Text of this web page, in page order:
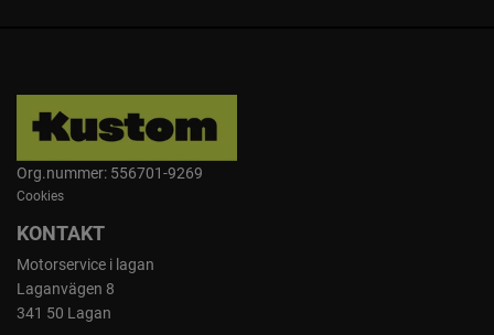
Org.nummer: 556701-9269
Cookies
KONTAKT
Motorservice i lagan
Laganvägen 8
341 50 Lagan